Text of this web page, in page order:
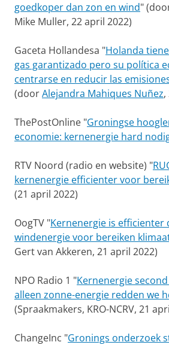
goedkoper dan zon en wind"
Mike Muller, 22 april 2022)
Gaceta Hollandesa "Holanda
gas garantizado pero su política
centrarse en reducir las
(doorAlejandra Mahiques Nuñez,
ThePostOnline "Groningse
economie: kernenergie hard
RTV Noord (radio en website) "
kernenergie efficienter voor
(21 april 2022)
OogTV "Kernenergie is efficienter
windenergie voor bereiken
Gert van Akkeren, 21 april 2022)
NPO Radio 1 "Kernenergie
alleen zonne-energie redden we
(Spraakmakers, KRO-NCRV, 21
ChangeInc "Gronings onderzoek